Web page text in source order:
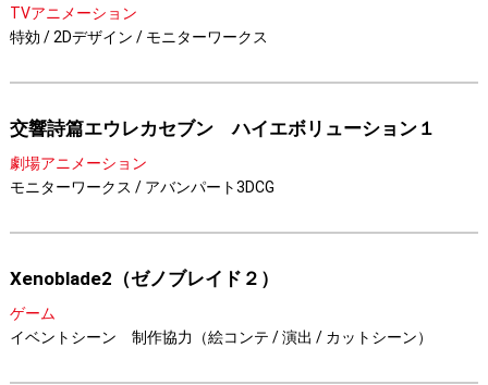
TVアニメーション
特効 / 2Dデザイン / モニターワークス
交響詩篇エウレカセブン ハイエボリューション１
劇場アニメーション
モニターワークス / アバンパート3DCG
Xenoblade2（ゼノブレイド２）
ゲーム
イベントシーン 制作協力（絵コンテ / 演出 / カットシーン）